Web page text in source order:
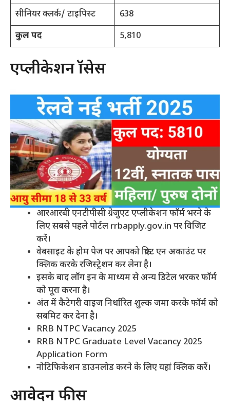
सीनियर क्लर्क/ टाइपिस्ट
638
कुल पद
5,810
एप्लीकेशन प्रॉसेस
आरआरबी एनटीपीसी ग्रेजुएट एप्लीकेशन फॉर्म भरने के
लिए सबसे पहले पोर्टल rrbapply.gov.in पर विजिट
करें।
वेबसाइट के होम पेज पर आपको क्रिएट एन अकाउंट पर
क्लिक करके रजिस्ट्रेशन कर लेना है।
इसके बाद लॉग इन के माध्यम से अन्य डिटेल भरकर फॉर्म
को पूरा करना है।
अंत में कैटेगरी वाइज निर्धारित शुल्क जमा करके फॉर्म को
सबमिट कर देना है।
RRB NTPC Vacancy 2025
RRB NTPC Graduate Level Vacancy 2025
Application Form
नोटिफिकेशन डाउनलोड करने के लिए यहां क्लिक करें।
आवेदन फीस